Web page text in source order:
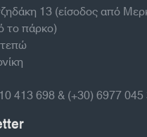
13 (είσοδος από
το πάρκο)
413 698 & (+30) 6977